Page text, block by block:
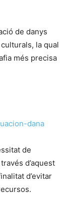
de danys
la qual
més precisa
dana
de
d’aquest
d’evitar